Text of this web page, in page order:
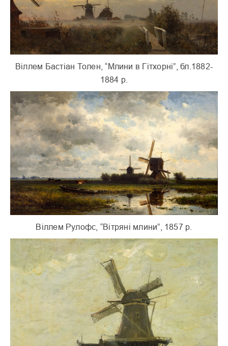
Віллем Бастіан Толен, “Млини в Гітхорні”, бл.1882-
1884 р.
Віллем Рулофс, “Вітряні млини”, 1857 р.